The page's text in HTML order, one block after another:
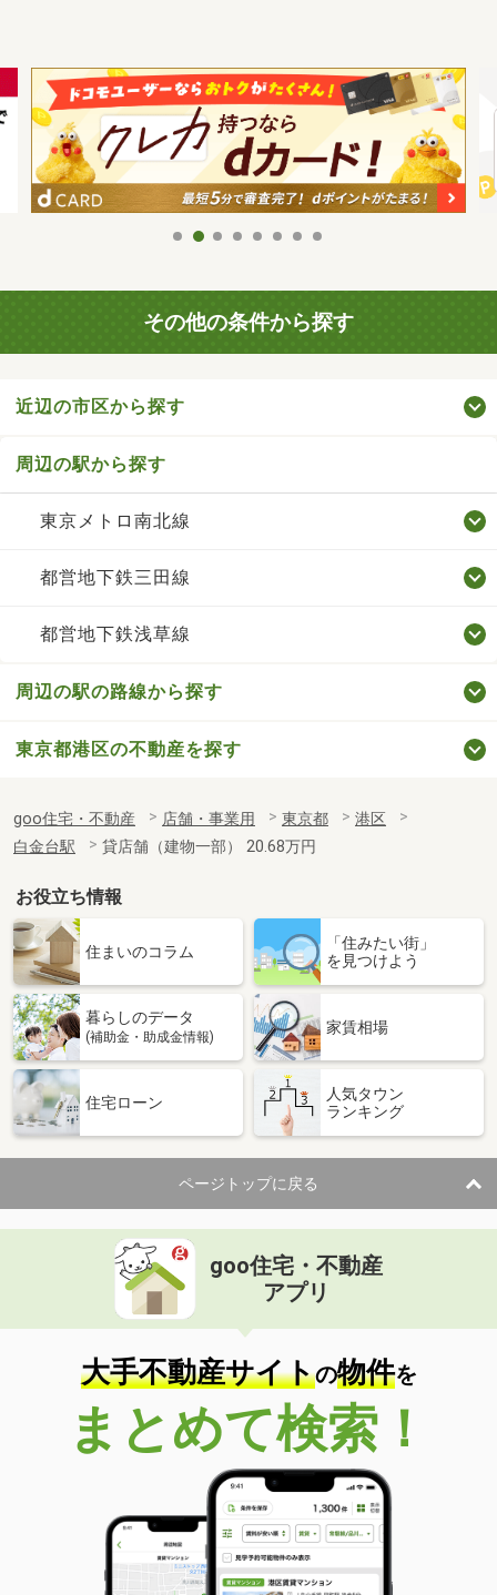
その他の条件から探す
近辺の市区から探す
周辺の駅から探す
東京メトロ南北線
都営地下鉄三田線
都営地下鉄浅草線
周辺の駅の路線から探す
東京都港区の不動産を探す
goo住宅・不動産 店舗・事業用 東京都
港区
白金台駅
貸店舗（建物一部） 20.68万円
お役立ち情報
住まいのコラム
「住みたい街」
を見つけよう
暮らしのデータ
(補助金・助成金情報)
家賃相場
住宅ローン
人気タウン
ランキング
ページトップに戻る
goo住宅・不動産
アプリ
大手不動産サイトの物件を
まとめて検索！